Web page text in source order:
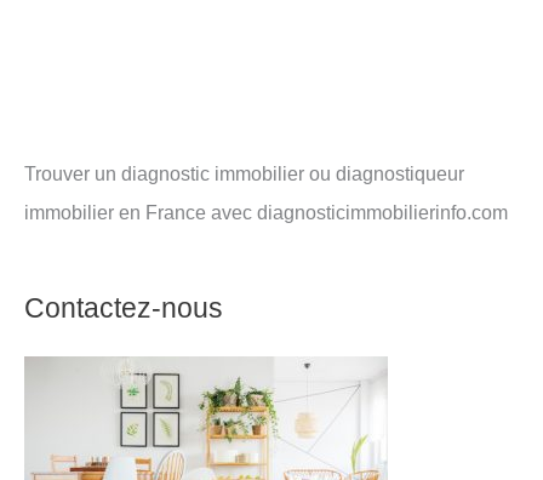
Trouver un diagnostic immobilier ou diagnostiqueur
immobilier en France avec diagnosticimmobilierinfo.com
Contactez-nous